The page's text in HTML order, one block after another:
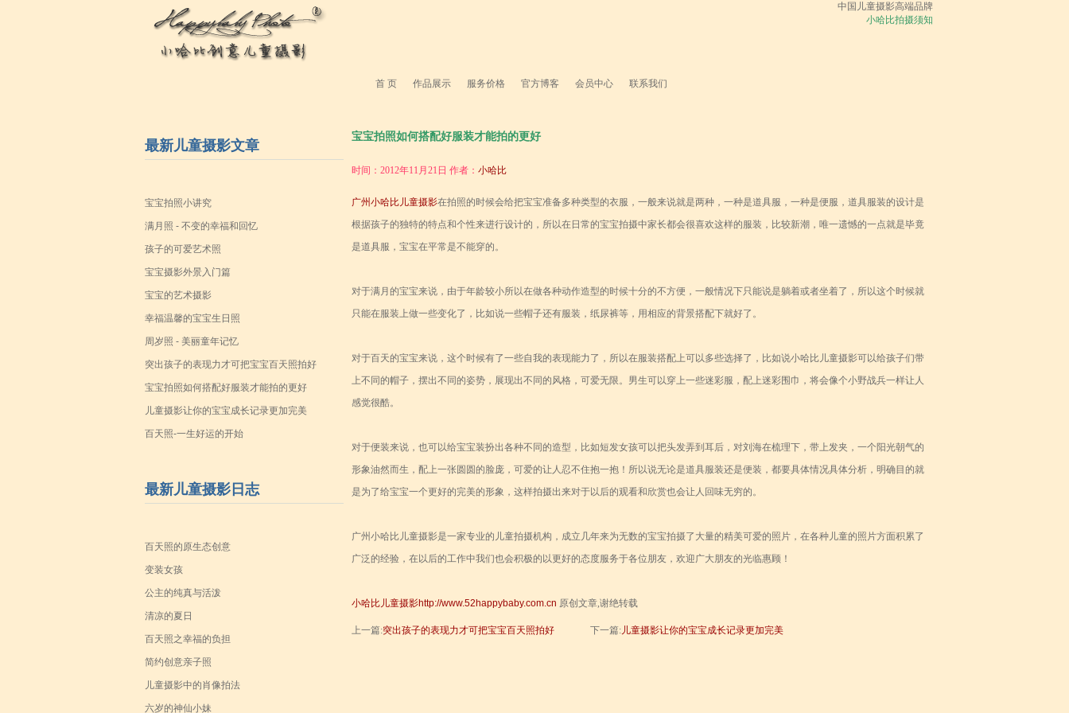
中国儿童摄影高端品牌
小哈比拍摄须知
首 页 作品展示 服务价格 官方博客 会员中心 联系我们
最新儿童摄影文章
宝宝拍照小讲究
满月照 - 不变的幸福和回忆
孩子的可爱艺术照
宝宝摄影外景入门篇
宝宝的艺术摄影
幸福温馨的宝宝生日照
周岁照 - 美丽童年记忆
突出孩子的表现力才可把宝宝百天照拍好
宝宝拍照如何搭配好服装才能拍的更好
儿童摄影让你的宝宝成长记录更加完美
百天照-一生好运的开始
最新儿童摄影日志
百天照的原生态创意
变装女孩
公主的纯真与活泼
清凉的夏日
百天照之幸福的负担
简约创意亲子照
儿童摄影中的肖像拍法
六岁的神仙小妹
宝宝拍照如何搭配好服装才能拍的更好
时间：2012年11月21日 作者： 小哈比
广州小哈比儿童摄影在拍照的时候会给把宝宝准备多种类型的衣服，一般来说就是两种，一种是道具服，一种是便服，道具服装的设计是
根据孩子的独特的特点和个性来进行设计的，所以在日常的宝宝拍摄中家长都会很喜欢这样的服装，比较新潮，唯一遗憾的一点就是毕竟
是道具服，宝宝在平常是不能穿的。
对于满月的宝宝来说，由于年龄较小所以在做各种动作造型的时候十分的不方便，一般情况下只能说是躺着或者坐着了，所以这个时候就
只能在服装上做一些变化了，比如说一些帽子还有服装，纸尿裤等，用相应的背景搭配下就好了。
对于百天的宝宝来说，这个时候有了一些自我的表现能力了，所以在服装搭配上可以多些选择了，比如说小哈比儿童摄影可以给孩子们带
上不同的帽子，摆出不同的姿势，展现出不同的风格，可爱无限。男生可以穿上一些迷彩服，配上迷彩围巾，将会像个小野战兵一样让人
感觉很酷。
对于便装来说，也可以给宝宝装扮出各种不同的造型，比如短发女孩可以把头发弄到耳后，对刘海在梳理下，带上发夹，一个阳光朝气的
形象油然而生，配上一张圆圆的脸庞，可爱的让人忍不住抱一抱！所以说无论是道具服装还是便装，都要具体情况具体分析，明确目的就
是为了给宝宝一个更好的完美的形象，这样拍摄出来对于以后的观看和欣赏也会让人回味无穷的。
广州小哈比儿童摄影是一家专业的儿童拍摄机构，成立几年来为无数的宝宝拍摄了大量的精美可爱的照片，在各种儿童的照片方面积累了
广泛的经验，在以后的工作中我们也会积极的以更好的态度服务于各位朋友，欢迎广大朋友的光临惠顾！
小哈比儿童摄影http://www.52happybaby.com.cn 原创文章,谢绝转载
上一篇:突出孩子的表现力才可把宝宝百天照拍好 下一篇:儿童摄影让你的宝宝成长记录更加完美